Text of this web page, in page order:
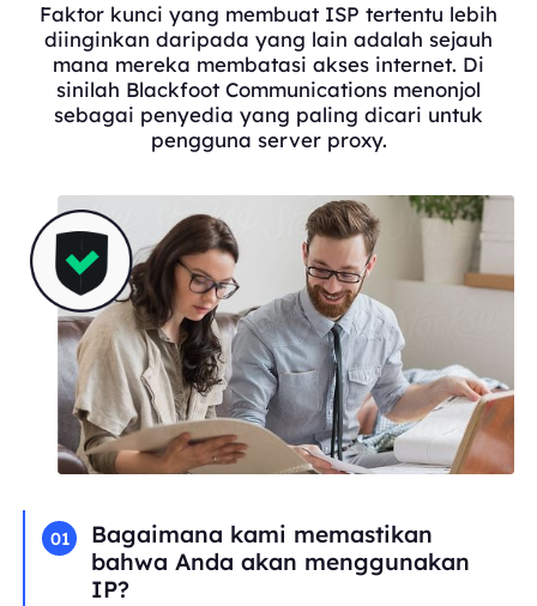
Faktor kunci yang membuat ISP tertentu lebih
diinginkan daripada yang lain adalah sejauh
mana mereka membatasi akses internet. Di
sinilah Blackfoot Communications menonjol
sebagai penyedia yang paling dicari untuk
pengguna server proxy.
01
Bagaimana kami memastikan
bahwa Anda akan menggunakan
IP?